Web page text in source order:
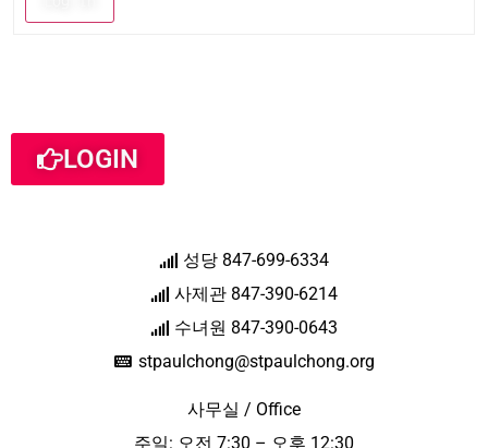
LOGIN
성당 847-699-6334
사제관 847-390-6214
수녀원 847-390-0643
stpaulchong@stpaulchong.org
사무실 / Office
주일: 오전 7:30 – 오후 12:30